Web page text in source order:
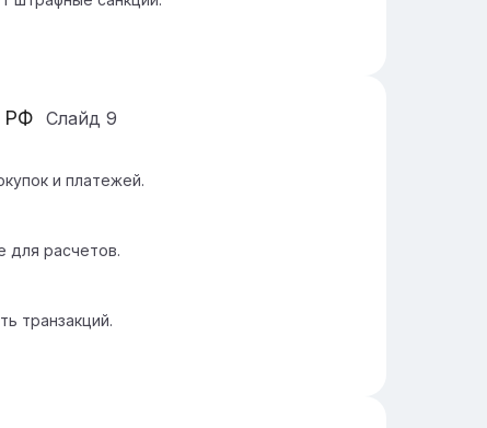
РФ Слайд 9
и платежей.
для расчетов.
транзакций.